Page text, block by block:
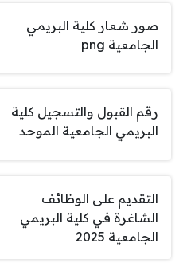
صور شعار كلية البريمي
الجامعية png
رقم القبول والتسجيل كلية
البريمي الجامعية الموحد
التقديم على الوظائف
الشاغرة في كلية البريمي
الجامعية 2025